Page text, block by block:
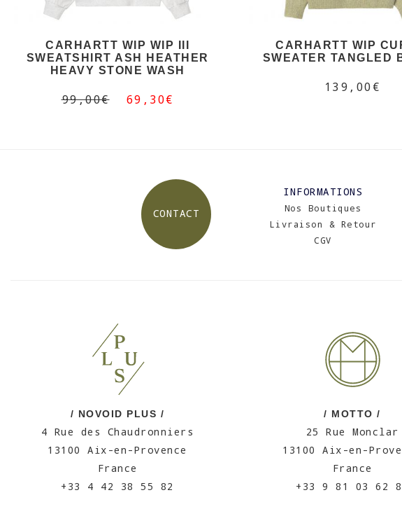
CARHARTT WIP WIP III
SWEATSHIRT ASH HEATHER
HEAVY STONE WASH
99,00€ 69,30€
CARHARTT WIP
SWEATER TANGLED
139,00€
CONTACT
INFORMATIONS
Nos Boutiques
Livraison & Retour
CGV
/ NOVOID PLUS /
4 Rue des Chaudronniers
13100 Aix-en-Provence
France
+33 4 42 38 55 82
/ MOTTO /
25 Rue Monclar
13100 Aix-en-
France
+33 9 81 03 62